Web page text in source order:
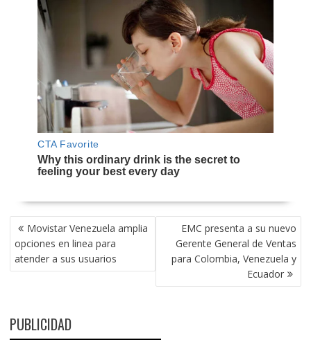
NAVEGACIÓN
DE
ENTRADAS
Movistar Venezuela amplia
opciones en linea para
atender a sus usuarios
EMC presenta a su nuevo
Gerente General de Ventas
para Colombia, Venezuela y
Ecuador
PUBLICIDAD